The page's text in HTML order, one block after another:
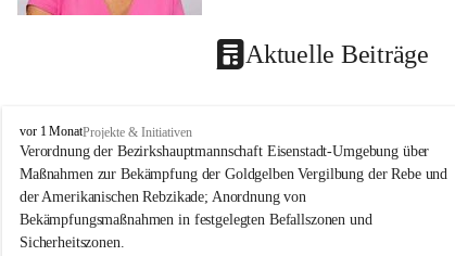
Aktuelle Beiträge
O
s
l
i
p
vor 1 MonatProjekte & Initiativen
Verordnung der Bezirkshauptmannschaft Eisenstadt-Umgebung über
Maßnahmen zur Bekämpfung der Goldgelben Vergilbung der Rebe und
der Amerikanischen Rebzikade; Anordnung von
Bekämpfungsmaßnahmen in festgelegten Befallszonen und
Sicherheitszonen.